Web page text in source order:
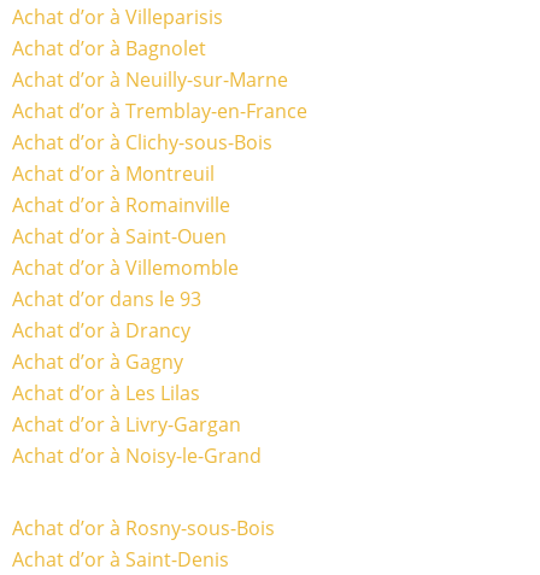
Achat d’or à Villeparisis
Achat d’or à Bagnolet
Achat d’or à Neuilly-sur-Marne
Achat d’or à Tremblay-en-France
Achat d’or à Clichy-sous-Bois
Achat d’or à Montreuil
Achat d’or à Romainville
Achat d’or à Saint-Ouen
Achat d’or à Villemomble
Achat d’or dans le 93
Achat d’or à Drancy
Achat d’or à Gagny
Achat d’or à Les Lilas
Achat d’or à Livry-Gargan
Achat d’or à Noisy-le-Grand
Achat d’or à Rosny-sous-Bois
Achat d’or à Saint-Denis